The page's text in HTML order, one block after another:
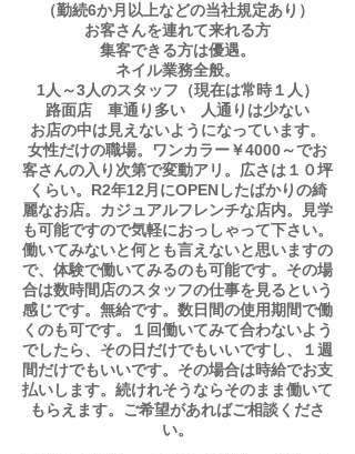
（勤続6か月以上などの当社規定あり）
​お客さんを連れて来れる方
集客できる方は優遇。
​ネイル業務全般。
1人～3人のスタッフ（現在は常時１人）
路面店 車通り多い 人通りは少ない
お店の中は見えないようになっています。
​女性だけの職場。ワンカラー￥4000～でお
客さんの入り次第で変動アリ。広さは１０坪
くらい。R2年12月にOPENしたばかりの綺
麗なお店。カジュアルフレンチな店内。見学
も可能ですので気軽におっしゃって下さい。
働いてみないと何とも言えないと思いますの
で、体験で働いてみるのも可能です。その場
合は数時間店のスタッフの仕事を見るという
感じです。無給です。数日間の使用期間で働
くのも可です。１回働いてみて合わないよう
でしたら、その日だけでもいいですし、１週
間だけでもいいです。その場合は時給でお支
払いします。続けれそうならそのまま働いて
もらえます。ご希望があればご相談くださ
い。